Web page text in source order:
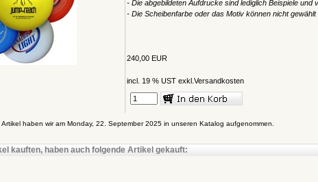
- Die abgebildeten Aufdrucke sind lediglich Beispiele und
- Die Scheibenfarbe oder das Motiv können nicht gewählt
240,00 EUR
incl. 19 % UST exkl. Versandkosten
Artikel haben wir am Monday, 22. September 2025 in unseren Katalog aufgenommen.
kauften, haben auch folgende Artikel gekauft: